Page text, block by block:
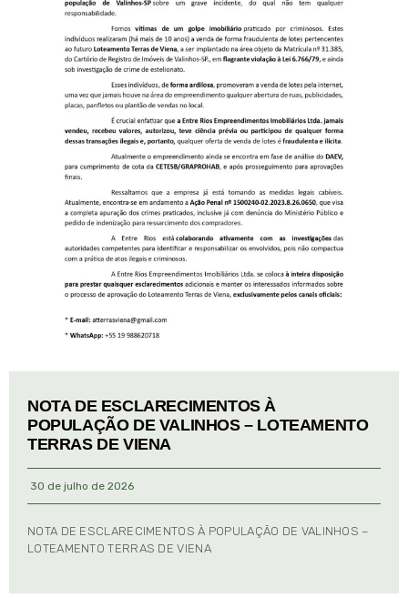
NOTA DE ESCLARECIMENTOS À
POPULAÇÃO DE VALINHOS – LOTEAMENTO
TERRAS DE VIENA
30 de julho de 2026
NOTA DE ESCLARECIMENTOS À POPULAÇÃO DE VALINHOS –
LOTEAMENTO TERRAS DE VIENA